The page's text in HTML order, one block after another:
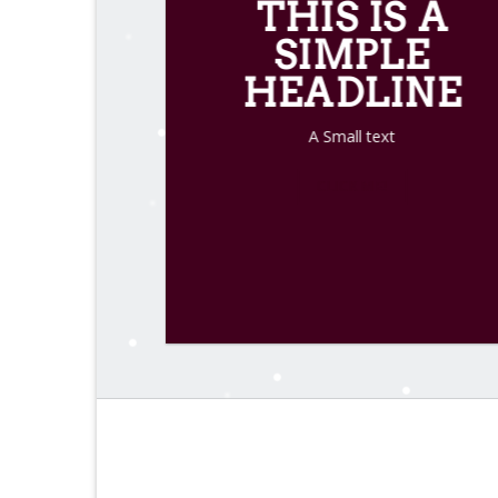
THIS IS A
SIMPLE
HEADLINE
A Small text